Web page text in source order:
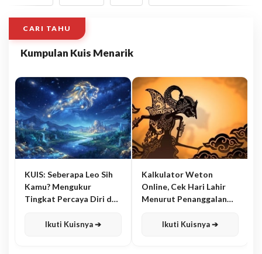
CARI TAHU
Kumpulan Kuis Menarik
KUIS: Seberapa Leo Sih
Kamu? Mengukur
Tingkat Percaya Diri dan
Ikuti Kuisnya ➔
Kalkulator Weton
Online, Cek Hari Lahir
Menurut Penanggalan
Ikuti Kuisnya ➔